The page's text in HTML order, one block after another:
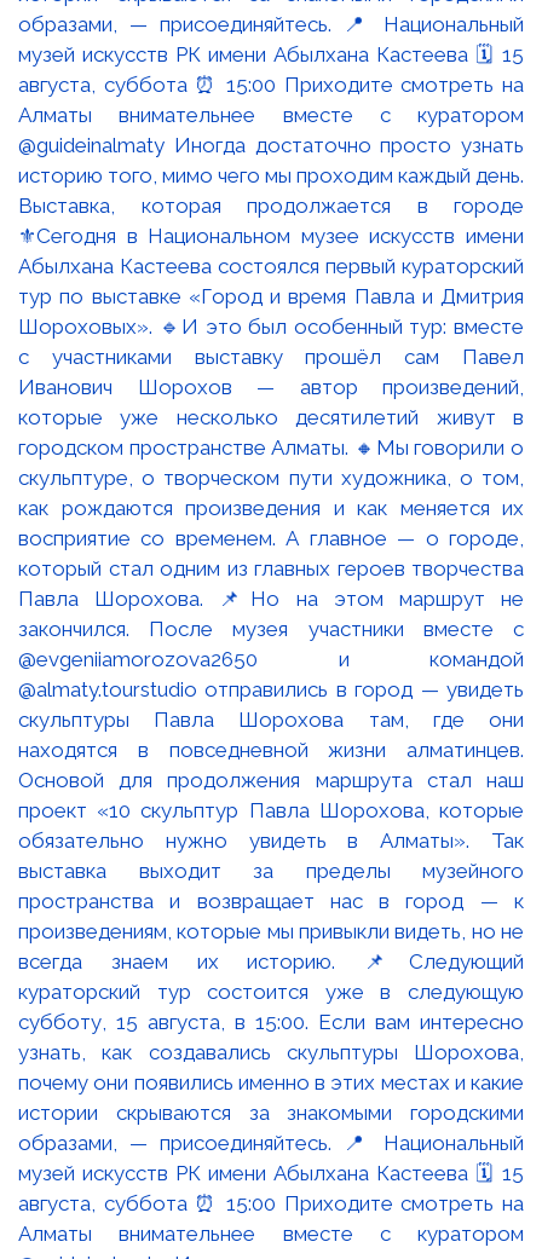
Выставка, которая продолжается в городе
⚜️Сегодня в Национальном музее искусств имени
Абылхана Кастеева состоялся первый кураторский
тур по выставке «Город и время Павла и Дмитрия
Шороховых». 🔹И это был особенный тур: вместе
с участниками выставку прошёл сам Павел
Иванович Шорохов — автор произведений,
которые уже несколько десятилетий живут в
городском пространстве Алматы. 🔸Мы говорили о
скульптуре, о творческом пути художника, о том,
как рождаются произведения и как меняется их
восприятие со временем. А главное — о городе,
который стал одним из главных героев творчества
Павла Шорохова. 📌Но на этом маршрут не
закончился. После музея участники вместе с
@evgeniiamorozova2650 и командой
@almaty.tourstudio отправились в город — увидеть
скульптуры Павла Шорохова там, где они
находятся в повседневной жизни алматинцев.
Основой для продолжения маршрута стал наш
проект «10 скульптур Павла Шорохова, которые
обязательно нужно увидеть в Алматы». Так
выставка выходит за пределы музейного
пространства и возвращает нас в город — к
произведениям, которые мы привыкли видеть, но не
всегда знаем их историю. 📌Следующий
кураторский тур состоится уже в следующую
субботу, 15 августа, в 15:00. Если вам интересно
узнать, как создавались скульптуры Шорохова,
почему они появились именно в этих местах и какие
истории скрываются за знакомыми городскими
образами, — присоединяйтесь. 📍 Национальный
музей искусств РК имени Абылхана Кастеева 🗓 15
августа, суббота ⏰ 15:00 Приходите смотреть на
Алматы внимательнее вместе с куратором